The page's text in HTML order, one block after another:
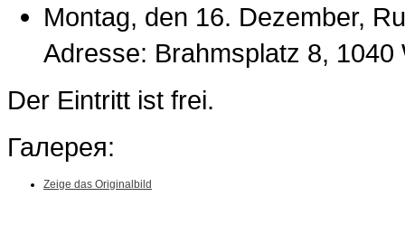
Montag, den 16. Dezember,
Adresse: Brahmsplatz 8, 1040
Der Eintritt ist frei.
Галерея:
Zeige das Originalbild